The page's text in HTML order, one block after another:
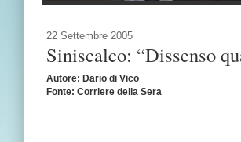
22 Settembre 2005
Siniscalco: “Dissenso
Autore: Dario di Vico
Fonte: Corriere della Sera